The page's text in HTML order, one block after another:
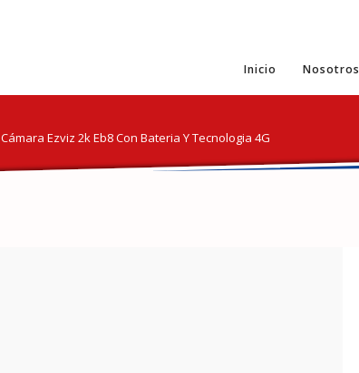
Inicio Nosotros
Cámara Ezviz 2k Eb8 Con Bateria Y Tecnologia 4G